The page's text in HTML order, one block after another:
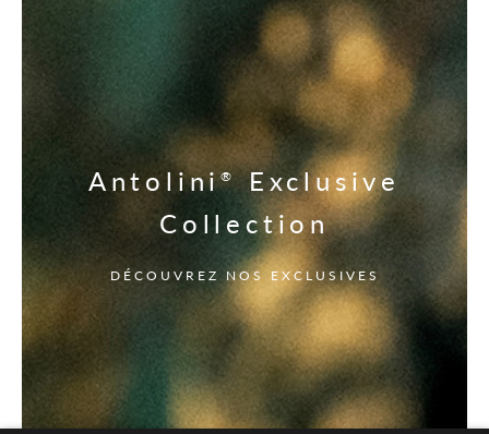
Antolini® Exclusive
Collection
DÉCOUVREZ NOS EXCLUSIVES